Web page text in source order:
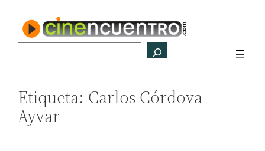
contenido
Etiqueta: Carlos Córdova
Ayvar